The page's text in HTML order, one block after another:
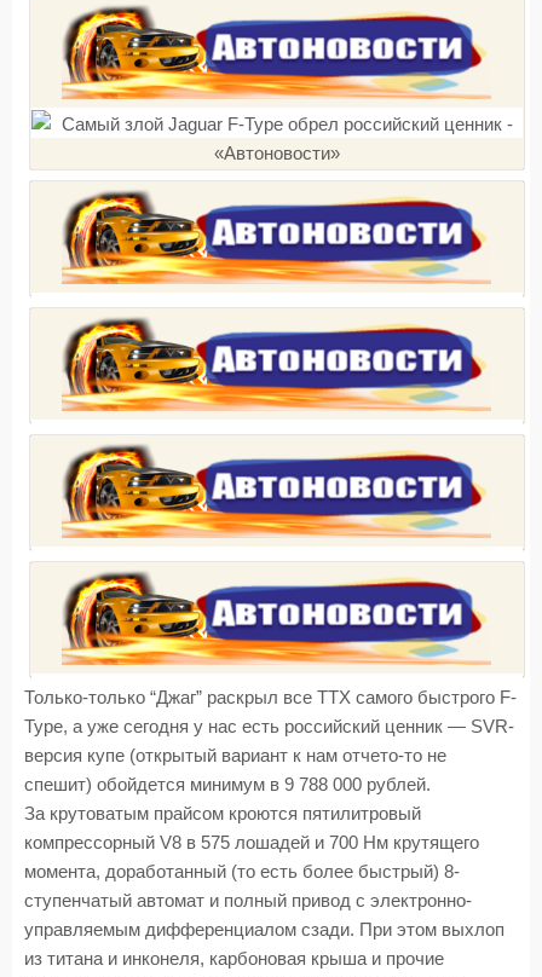
Только-только “Джаг” раскрыл все ТТХ самого быстрого F-
Type, а уже сегодня у нас есть российский ценник — SVR-
версия купе (открытый вариант к нам отчето-то не
спешит) обойдется минимум в 9 788 000 рублей.
За крутоватым прайсом кроются пятилитровый
компрессорный V8 в 575 лошадей и 700 Нм крутящего
момента, доработанный (то есть более быстрый) 8-
ступенчатый автомат и полный привод с электронно-
управляемым дифференциалом сзади. При этом выхлоп
из титана и инконеля, карбоновая крыша и прочие